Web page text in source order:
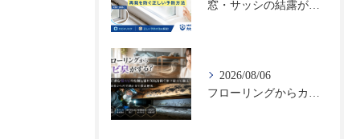
2026/08/06